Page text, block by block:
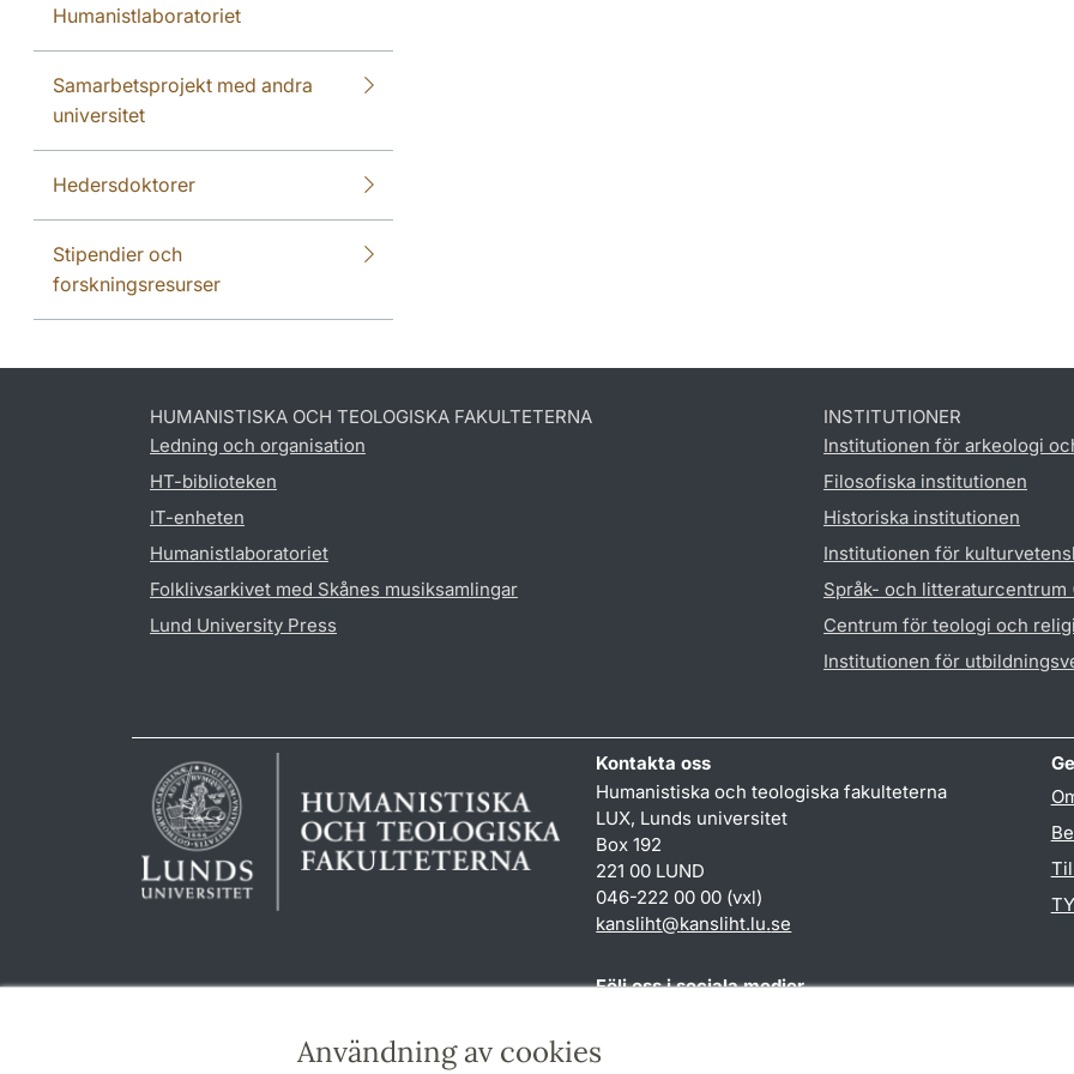
Användning av cookies
Humanistlaboratoriet
Samarbetsprojekt med andra
universitet
Hedersdoktorer
Stipendier och
forskningsresurser
HUMANISTISKA OCH TEOLOGISKA FAKULTETERNA
Ledning och organisation
HT-biblioteken
IT-enheten
Humanistlaboratoriet
Folklivsarkivet med Skånes musiksamlingar
Lund University Press
INSTITUTIONER
Institutionen för arkeologi
Filosofiska institutionen
Historiska institutionen
Institutionen för
Språk- och litteraturcentrum
Centrum för teologi och
Institutionen för
Kontakta oss
Humanistiska och teologiska fakulteterna
LUX, Lunds universitet
Box 192
221 00 LUND
046-222 00 00 (vxl)
kansliht@kansliht.lu.se
Följ oss i sociala medier